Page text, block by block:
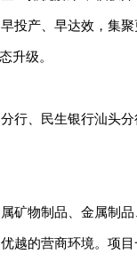
投产、早达效，集聚
升级。
行、民生银行汕头
矿物制品、金属制品
越的营商环境。项